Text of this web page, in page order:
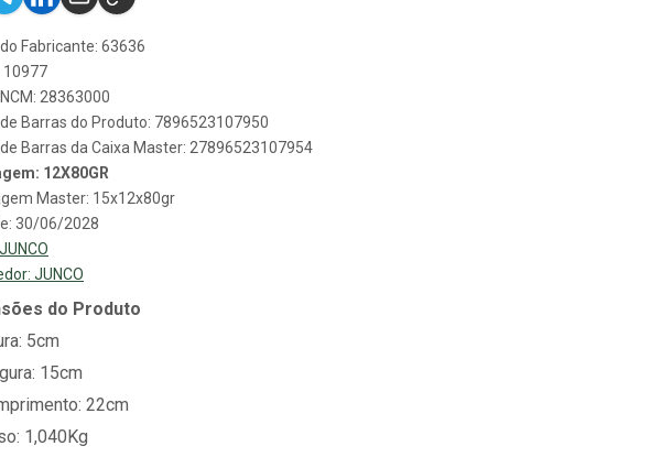
Fabricante: 63636
10977
28363000
Barras do Produto: 7896523107950
Barras da Caixa Master: 27896523107954
12X80GR
Master: 15x12x80gr
30/06/2028
JUNCO
JUNCO
do Produto
5cm
15cm
22cm
1,040Kg